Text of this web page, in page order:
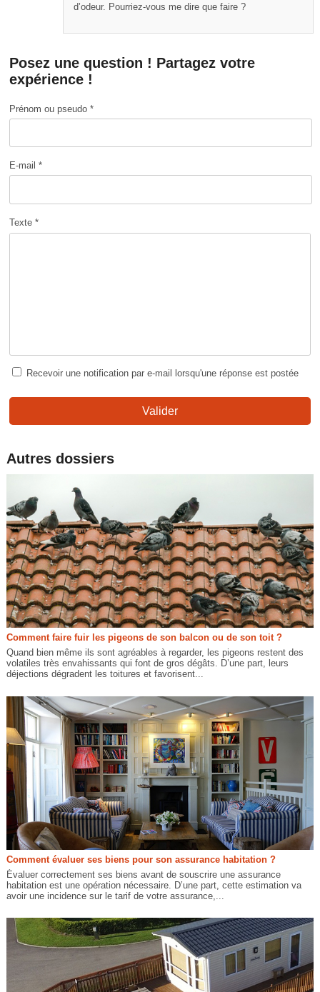
d’odeur. Pourriez-vous me dire que faire ?
Posez une question ! Partagez votre
expérience !
Prénom ou pseudo *
E-mail *
Texte *
Recevoir une notification par e-mail lorsqu'une réponse est postée
Valider
Autres dossiers
Comment faire fuir les pigeons de son balcon ou de son toit ?
Quand bien même ils sont agréables à regarder, les pigeons restent des
volatiles très envahissants qui font de gros dégâts. D’une part, leurs
déjections dégradent les toitures et favorisent...
Comment évaluer ses biens pour son assurance habitation ?
Évaluer correctement ses biens avant de souscrire une assurance
habitation est une opération nécessaire. D’une part, cette estimation va
avoir une incidence sur le tarif de votre assurance,...